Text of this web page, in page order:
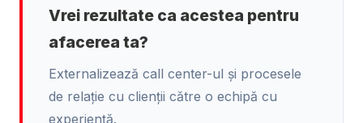
Vrei rezultate ca acestea pentru
afacerea ta?
Externalizează call center-ul și procesele
de relație cu clienții către o echipă cu
experiență.